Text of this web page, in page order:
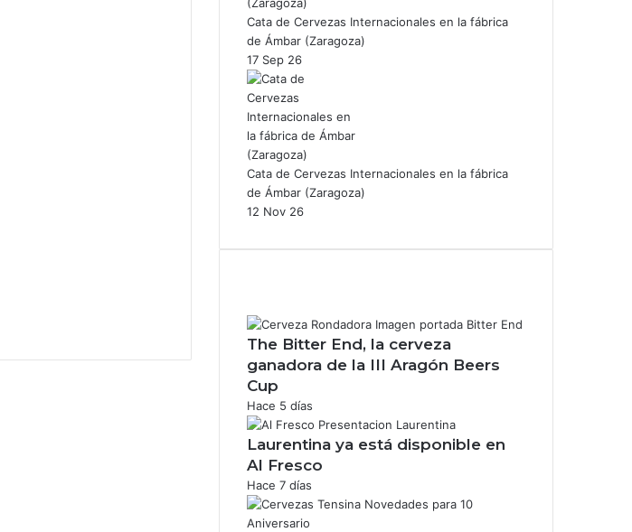
Cata de Cervezas Internacionales en la fábrica
de Ámbar (Zaragoza)
17 Sep 26
Cata de Cervezas Internacionales en la fábrica
de Ámbar (Zaragoza)
12 Nov 26
The Bitter End, la cerveza
ganadora de la III Aragón Beers
Cup
Hace 5 días
Laurentina ya está disponible en
Al Fresco
Hace 7 días